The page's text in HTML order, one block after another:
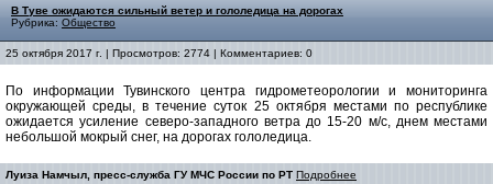
В Туве ожидаются сильный ветер и гололедица на дорогах
Рубрика: Общество
25 октября 2017 г. | Просмотров: 2774 | Комментариев: 0
По информации Тувинского центра гидрометеорологии и мониторинга
окружающей среды, в течение суток 25 октября местами по республике
ожидается усиление северо-западного ветра до 15-20 м/с, днем местами
небольшой мокрый снег, на дорогах гололедица.
Луиза Намчыл, пресс-служба ГУ МЧС России по РТ Подробнее